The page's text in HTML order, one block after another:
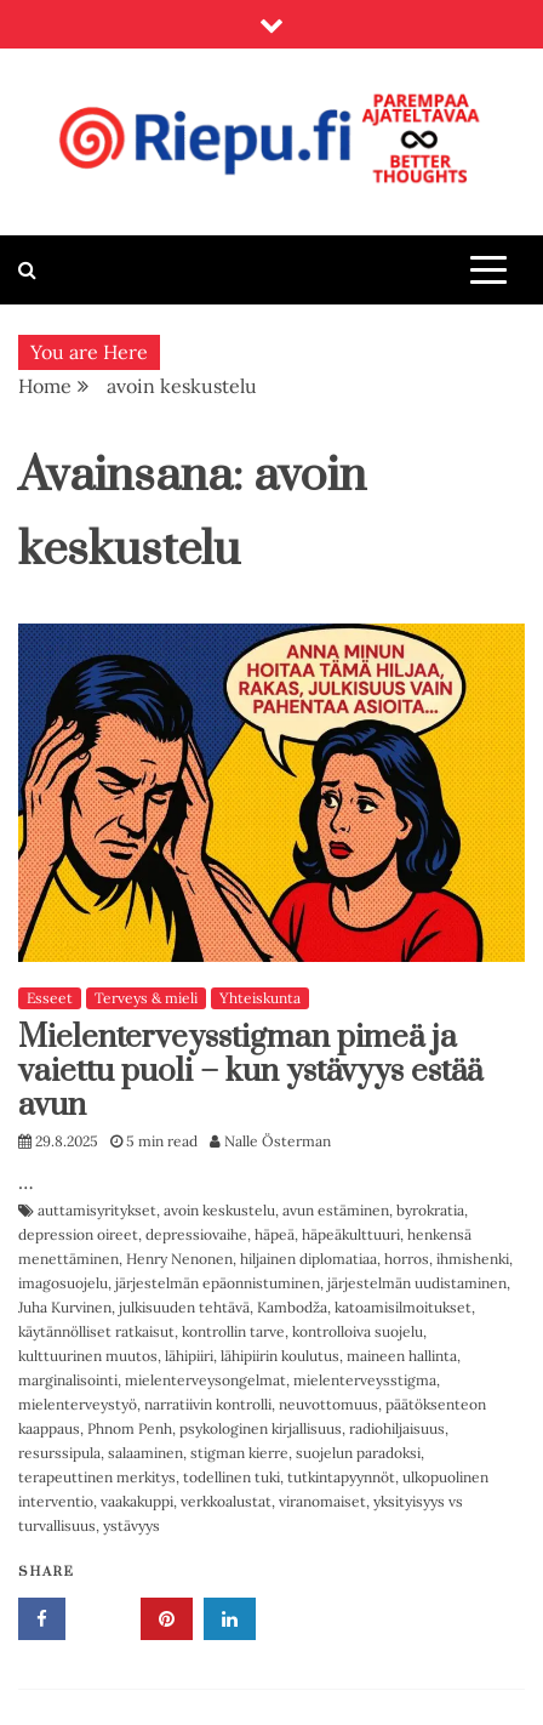
to
Riepu.fi
You are Here
Home
avoin keskustelu
Avainsana: avoin
keskustelu
Esseet Terveys & mieli Yhteiskunta
Mielenterveysstigman pimeä ja
vaiettu puoli – kun ystävyys estää
avun
29.8.2025 5 min read Nalle Österman
…
auttamisyritykset, avoin keskustelu, avun estäminen, byrokratia,
depression oireet, depressiovaihe, häpeä, häpeäkulttuuri, henkensä
menettäminen, Henry Nenonen, hiljainen diplomatiaa, horros, ihmishenki,
imagosuojelu, järjestelmän epäonnistuminen, järjestelmän uudistaminen,
Juha Kurvinen, julkisuuden tehtävä, Kambodža, katoamisilmoitukset,
käytännölliset ratkaisut, kontrollin tarve, kontrolloiva suojelu,
kulttuurinen muutos, lähipiiri, lähipiirin koulutus, maineen hallinta,
marginalisointi, mielenterveysongelmat, mielenterveysstigma,
mielenterveystyö, narratiivin kontrolli, neuvottomuus, päätöksenteon
kaappaus, Phnom Penh, psykologinen kirjallisuus, radiohiljaisuus,
resurssipula, salaaminen, stigman kierre, suojelun paradoksi,
terapeuttinen merkitys, todellinen tuki, tutkintapyynnöt, ulkopuolinen
interventio, vaakakuppi, verkkoalustat, viranomaiset, yksityisyys vs
turvallisuus, ystävyys
SHARE